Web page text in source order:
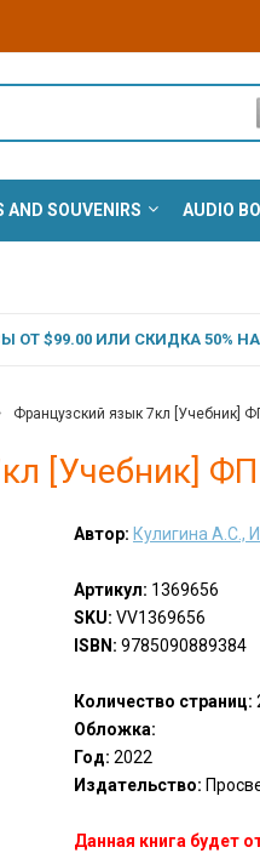
AND SOUVENIRS AUDIO
$99.00 ИЛИ СКИДКА 50%
Французский язык 7кл [Учебник]
[Учебник]
Автор: Кулигина А.С.,
Артикул: 1369656
SKU: VV1369656
ISBN: 9785090889384
Количество страниц:
Обложка:
Год: 2022
Издательство:
Данная книга будет